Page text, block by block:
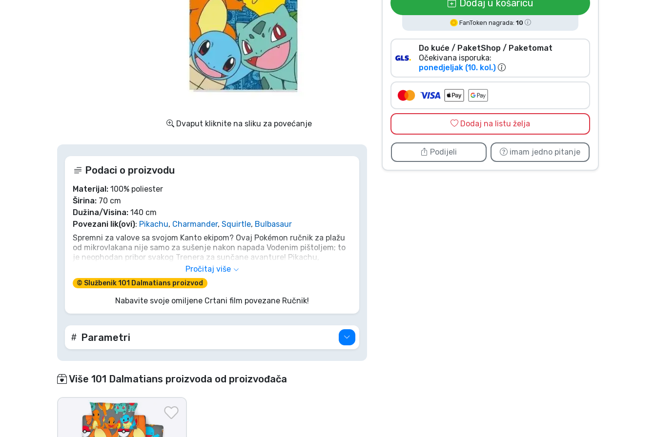
Dvaput kliknite na sliku za povećanje
Dodaj u košaricu
FanToken nagrada: 10
Do kuće / PaketShop / Paketomat
Očekivana isporuka:
ponedjeljak (10. kol.)
Dodaj na listu želja
Podijeli imam jedno pitanje
Podaci o proizvodu
Materijal: 100% poliester
Širina: 70 cm
Dužina/Visina: 140 cm
Povezani lik(ovi): Pikachu, Charmander, Squirtle, Bulbasaur
Spremni za valove sa svojom Kanto ekipom? Ovaj Pokémon ručnik za plažu
od mikrovlakana nije samo za sušenje nakon napada Vodenim pištoljem; to
je neophodan pribor svakog Trenera za sunčane avanture! Pikachu,
Charmander, Squirtle i Bulbasaur su tu da elektriziraju tvoje dane na plaži.
Super upijajući i brzo sušeći – pouzdan kao Potpuno ozdravljenje nakon
teške borbe u dvorani. Zgrabi svoj i pripremi se da ih sve osušiš sa stilom!
Pročitaj više
© Službenik 101 Dalmatians proizvod
Nabavite svoje omiljene Crtani film povezane Ručnik!
Parametri
Više 101 Dalmatians proizvoda od proizvođača
Sportski proizvodi
Vrste proizvoda